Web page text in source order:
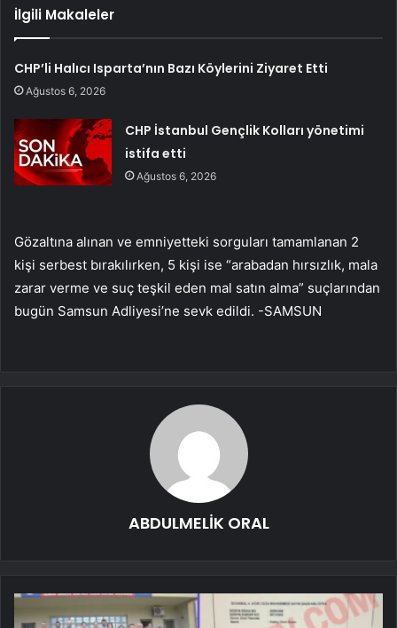
İlgili Makaleler
CHP’li Halıcı Isparta’nın Bazı Köylerini Ziyaret Etti
Ağustos 6, 2026
CHP İstanbul Gençlik Kolları yönetimi
istifa etti
Ağustos 6, 2026
Gözaltına alınan ve emniyetteki sorguları tamamlanan 2
kişi serbest bırakılırken, 5 kişi ise “arabadan hırsızlık, mala
zarar verme ve suç teşkil eden mal satın alma” suçlarından
bugün Samsun Adliyesi’ne sevk edildi. -SAMSUN
ABDULMELİK ORAL